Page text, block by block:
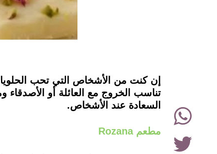
Twitter
WhatsApp
instagramإن كنت من الأشخاص التي تحب
تناسب الخروج مع العائلة أو الأصدقاء
السعادة عند الأشخاص.
مطعم Rozana